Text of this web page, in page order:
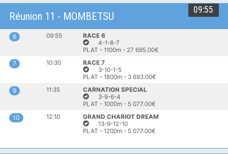
09:55
Réunion 11 - MOMBETSU
6 09:55
RACE 6
4-1-8-7
PLAT - 1100m - 27 695.00€
7 10:30
RACE 7
3-10-1-5
PLAT - 1800m - 3 693.00€
9 11:35
CARNATION SPECIAL
3-9-6-4
PLAT - 1000m - 5 077.00€
10 12:10
GRAND CHARIOT DREAM
13-9-12-10
PLAT - 1200m - 5 077.00€